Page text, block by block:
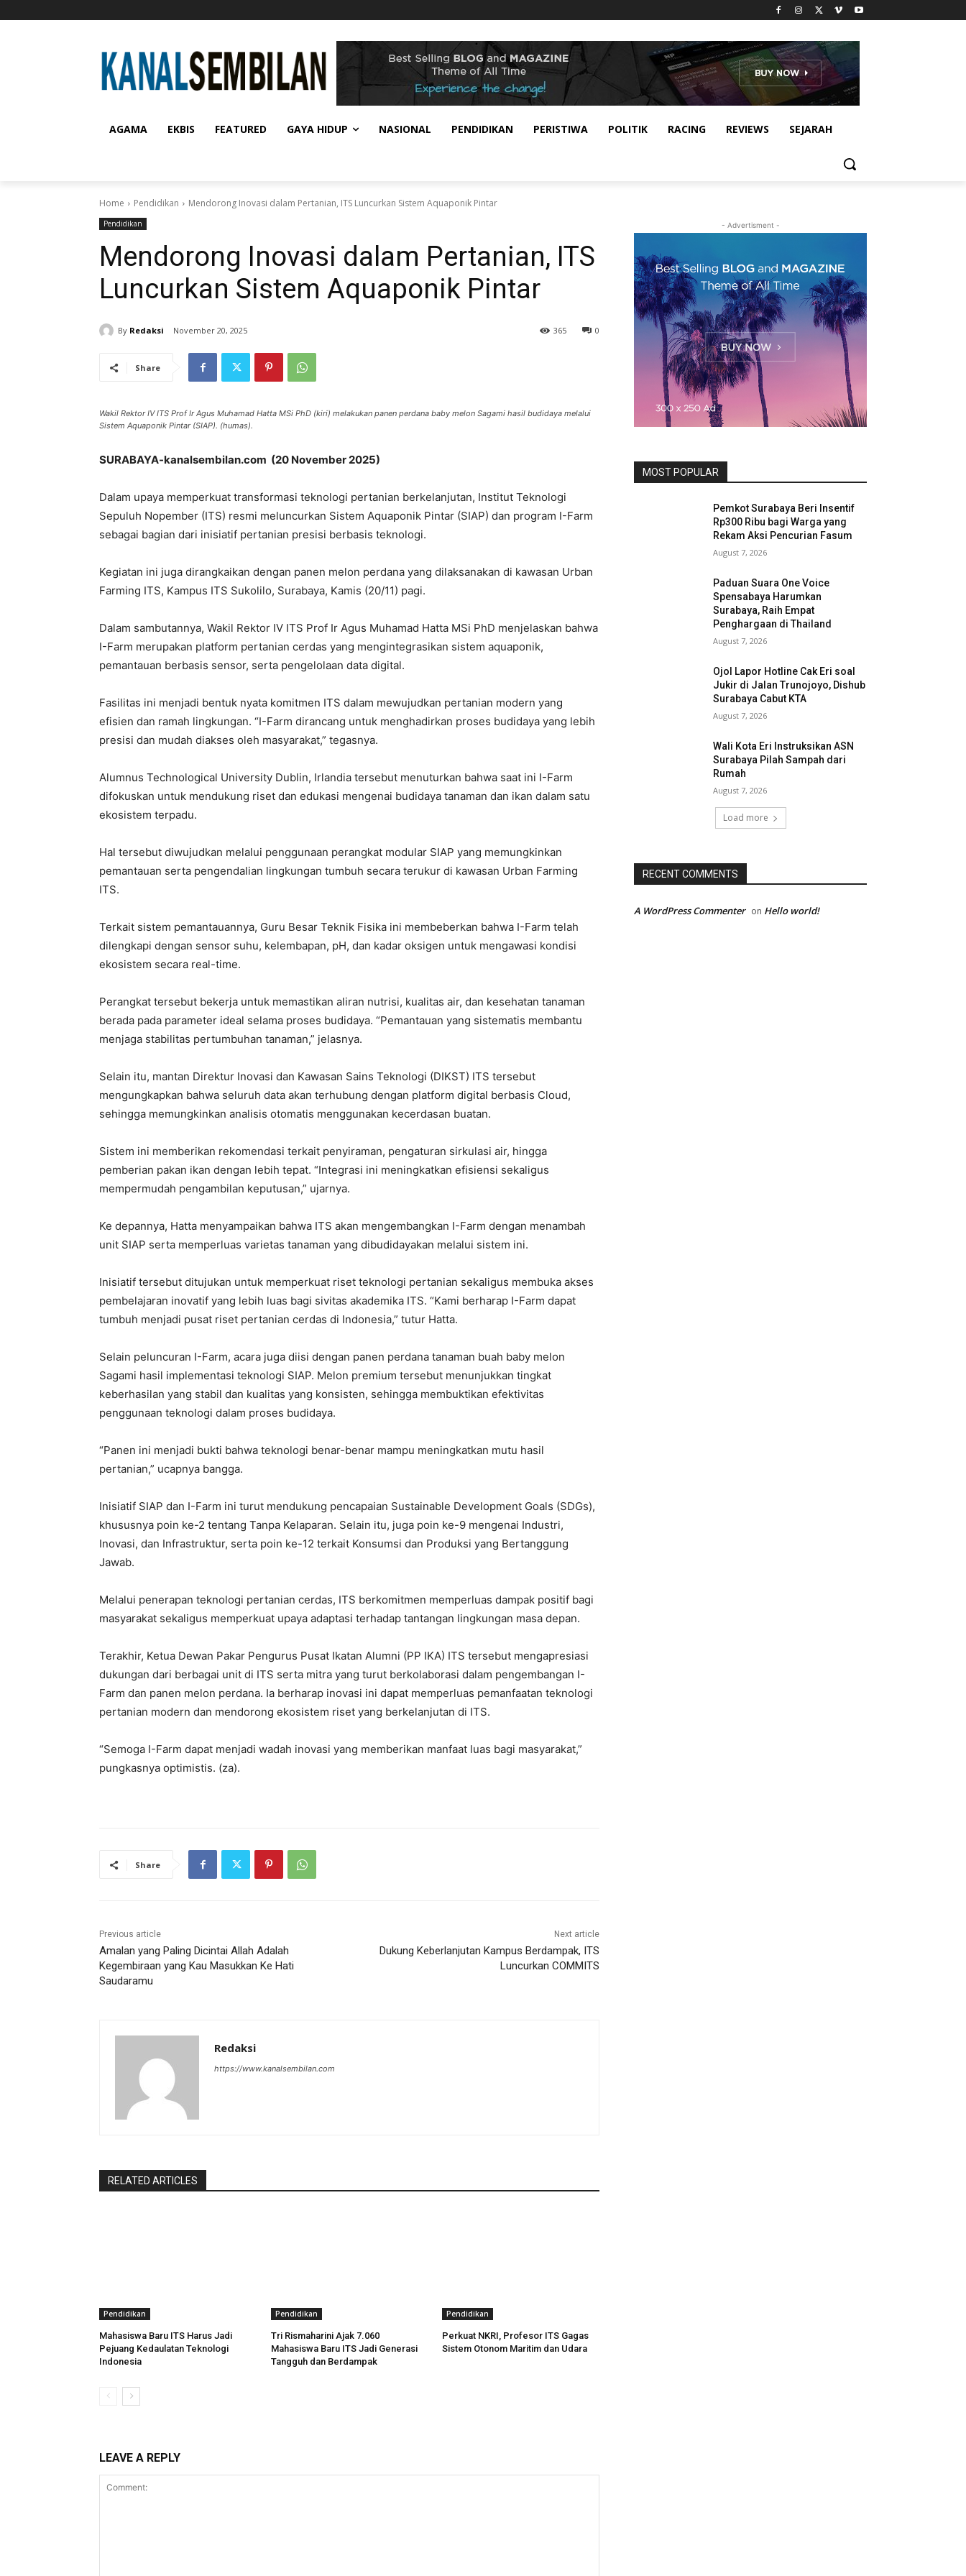
AGAMA EKBIS FEATURED GAYA HIDUP NASIONAL PENDIDIKAN PERISTIWA POLITIK RACING REVIEWS SEJARAH
Home Pendidikan Mendorong Inovasi dalam Pertanian, ITS Luncurkan Sistem Aquaponik Pintar
Pendidikan
Mendorong Inovasi dalam Pertanian, ITS
Luncurkan Sistem Aquaponik Pintar
By Redaksi November 20, 2025 0
365
Share
Wakil Rektor IV ITS Prof Ir Agus Muhamad Hatta MSi PhD (kiri) melakukan panen perdana baby melon Sagami hasil budidaya melalui
Sistem Aquaponik Pintar (SIAP). (humas).
SURABAYA-kanalsembilan.com (20 November 2025)
Dalam upaya memperkuat transformasi teknologi pertanian berkelanjutan, Institut Teknologi
Sepuluh Nopember (ITS) resmi meluncurkan Sistem Aquaponik Pintar (SIAP) dan program I-Farm
sebagai bagian dari inisiatif pertanian presisi berbasis teknologi.
Kegiatan ini juga dirangkaikan dengan panen melon perdana yang dilaksanakan di kawasan Urban
Farming ITS, Kampus ITS Sukolilo, Surabaya, Kamis (20/11) pagi.
Dalam sambutannya, Wakil Rektor IV ITS Prof Ir Agus Muhamad Hatta MSi PhD menjelaskan bahwa
I-Farm merupakan platform pertanian cerdas yang mengintegrasikan sistem aquaponik,
pemantauan berbasis sensor, serta pengelolaan data digital.
Fasilitas ini menjadi bentuk nyata komitmen ITS dalam mewujudkan pertanian modern yang
efisien dan ramah lingkungan. “I-Farm dirancang untuk menghadirkan proses budidaya yang lebih
presisi dan mudah diakses oleh masyarakat,” tegasnya.
Alumnus Technological University Dublin, Irlandia tersebut menuturkan bahwa saat ini I-Farm
difokuskan untuk mendukung riset dan edukasi mengenai budidaya tanaman dan ikan dalam satu
ekosistem terpadu.
Hal tersebut diwujudkan melalui penggunaan perangkat modular SIAP yang memungkinkan
pemantauan serta pengendalian lingkungan tumbuh secara terukur di kawasan Urban Farming
ITS.
Terkait sistem pemantauannya, Guru Besar Teknik Fisika ini membeberkan bahwa I-Farm telah
dilengkapi dengan sensor suhu, kelembapan, pH, dan kadar oksigen untuk mengawasi kondisi
ekosistem secara real-time.
Perangkat tersebut bekerja untuk memastikan aliran nutrisi, kualitas air, dan kesehatan tanaman
berada pada parameter ideal selama proses budidaya. “Pemantauan yang sistematis membantu
menjaga stabilitas pertumbuhan tanaman,” jelasnya.
Selain itu, mantan Direktur Inovasi dan Kawasan Sains Teknologi (DIKST) ITS tersebut
mengungkapkan bahwa seluruh data akan terhubung dengan platform digital berbasis Cloud,
sehingga memungkinkan analisis otomatis menggunakan kecerdasan buatan.
Sistem ini memberikan rekomendasi terkait penyiraman, pengaturan sirkulasi air, hingga
pemberian pakan ikan dengan lebih tepat. “Integrasi ini meningkatkan efisiensi sekaligus
mempermudah pengambilan keputusan,” ujarnya.
Ke depannya, Hatta menyampaikan bahwa ITS akan mengembangkan I-Farm dengan menambah
unit SIAP serta memperluas varietas tanaman yang dibudidayakan melalui sistem ini.
Inisiatif tersebut ditujukan untuk memperkuat riset teknologi pertanian sekaligus membuka akses
pembelajaran inovatif yang lebih luas bagi sivitas akademika ITS. “Kami berharap I-Farm dapat
tumbuh menjadi pusat riset pertanian cerdas di Indonesia,” tutur Hatta.
Selain peluncuran I-Farm, acara juga diisi dengan panen perdana tanaman buah baby melon
Sagami hasil implementasi teknologi SIAP. Melon premium tersebut menunjukkan tingkat
keberhasilan yang stabil dan kualitas yang konsisten, sehingga membuktikan efektivitas
penggunaan teknologi dalam proses budidaya.
“Panen ini menjadi bukti bahwa teknologi benar-benar mampu meningkatkan mutu hasil
pertanian,” ucapnya bangga.
Inisiatif SIAP dan I-Farm ini turut mendukung pencapaian Sustainable Development Goals (SDGs),
khususnya poin ke-2 tentang Tanpa Kelaparan. Selain itu, juga poin ke-9 mengenai Industri,
Inovasi, dan Infrastruktur, serta poin ke-12 terkait Konsumsi dan Produksi yang Bertanggung
Jawab.
Melalui penerapan teknologi pertanian cerdas, ITS berkomitmen memperluas dampak positif bagi
masyarakat sekaligus memperkuat upaya adaptasi terhadap tantangan lingkungan masa depan.
Terakhir, Ketua Dewan Pakar Pengurus Pusat Ikatan Alumni (PP IKA) ITS tersebut mengapresiasi
dukungan dari berbagai unit di ITS serta mitra yang turut berkolaborasi dalam pengembangan I-
Farm dan panen melon perdana. Ia berharap inovasi ini dapat memperluas pemanfaatan teknologi
pertanian modern dan mendorong ekosistem riset yang berkelanjutan di ITS.
“Semoga I-Farm dapat menjadi wadah inovasi yang memberikan manfaat luas bagi masyarakat,”
pungkasnya optimistis. (za).
Share
Previous article
Amalan yang Paling Dicintai Allah Adalah
Kegembiraan yang Kau Masukkan Ke Hati
Saudaramu
Next article
Dukung Keberlanjutan Kampus Berdampak, ITS
Luncurkan COMMITS
Redaksi
https://www.kanalsembilan.com
RELATED ARTICLES
Pendidikan
Mahasiswa Baru ITS Harus Jadi
Pejuang Kedaulatan Teknologi
Indonesia
Pendidikan
Tri Rismaharini Ajak 7.060
Mahasiswa Baru ITS Jadi Generasi
Tangguh dan Berdampak
Pendidikan
Perkuat NKRI, Profesor ITS Gagas
Sistem Otonom Maritim dan Udara
LEAVE A REPLY
- Advertisment -
MOST POPULAR
Pemkot Surabaya Beri Insentif
Rp300 Ribu bagi Warga yang
Rekam Aksi Pencurian Fasum
August 7, 2026
Paduan Suara One Voice
Spensabaya Harumkan
Surabaya, Raih Empat
Penghargaan di Thailand
August 7, 2026
Ojol Lapor Hotline Cak Eri soal
Jukir di Jalan Trunojoyo, Dishub
Surabaya Cabut KTA
August 7, 2026
Wali Kota Eri Instruksikan ASN
Surabaya Pilah Sampah dari
Rumah
August 7, 2026
Load more
RECENT COMMENTS
A WordPress Commenter on Hello world!